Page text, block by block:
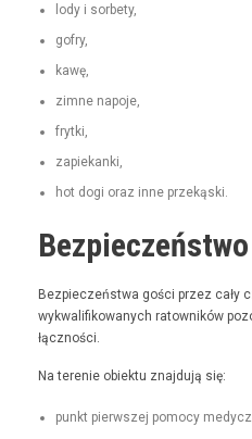
lody i sorbety,
gofry,
kawę,
zimne napo­je,
fry­t­ki,
zapiekan­ki,
hot dogi oraz inne przekąski.
Bezpieczeństwo
Bez­pieczeńst­wa goś­ci przez cały
wyk­wal­i­fikowanych ratown­ików
łączności.
Na tere­nie obiek­tu zna­j­du­ją się:
punkt pier­wszej pomo­cy